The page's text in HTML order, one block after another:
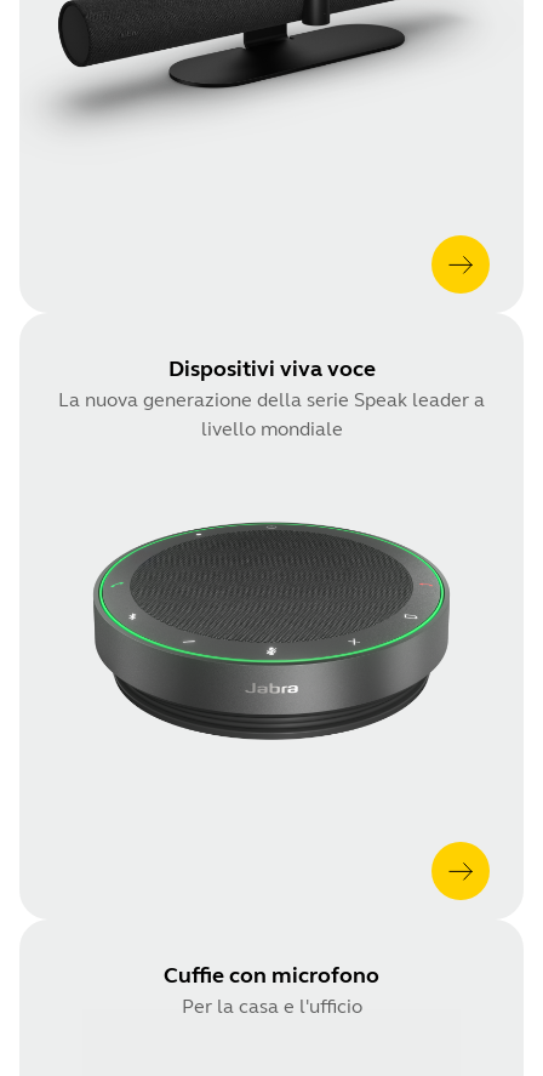
Dispositivi viva voce
La nuova generazione della serie Speak leader a
livello mondiale
Cuffie con microfono
Per la casa e l'ufficio